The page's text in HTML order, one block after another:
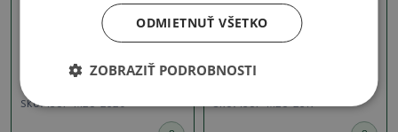
bonsaje 15,5 x 15,5 x 19 cm,
SKU:1567-M26-2320
bonsaje 15,5 x 15,5 x 19 cm,
SKU:1567-M26-2319
ODMIETNUŤ VŠETKO
ZOBRAZIŤ PODROBNOSTI